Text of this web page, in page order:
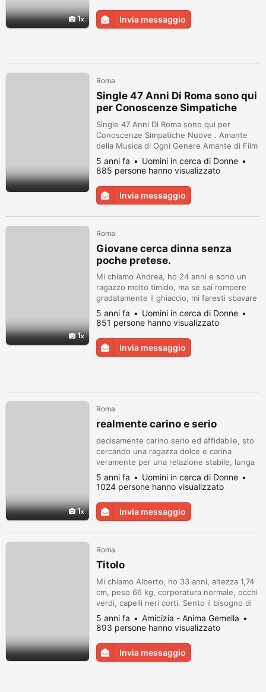
1 Invia messaggio
Roma
Single 47 Anni Di Roma sono qui
per Conoscenze Simpatiche
Nuove .
Single 47 Anni Di Roma sono qui per
Conoscenze Simpatiche Nuove . Amante
della Musica di Ogni Genere Amante di Film
Americani
5 anni fa
Uomini in cerca di Donne
885 persone hanno visualizzato
Invia messaggio
1
Roma
Giovane cerca dinna senza
poche pretese.
Mi chiamo Andrea, ho 24 anni e sono un
ragazzo molto timido, ma se sai rompere
gradatamente il ghiaccio, mi faresti sbavare
per averti.
5 anni fa
Uomini in cerca di Donne
851 persone hanno visualizzato
Invia messaggio
1
Roma
realmente carino e serio
decisamente carino serio ed affidabile, sto
cercando una ragazza dolce e carina
veramente per una relazione stabile, lunga
nel tempo e sincera, sono un tipo
dolcissimo sensibile e che ama la sincerita’,
dai si vive solo una volta sono graditi
sms….ti aspetto.
5 anni fa
Uomini in cerca di Donne
1024 persone hanno visualizzato
Invia messaggio
Roma
Titolo
Mi chiamo Alberto, ho 33 anni, altezza 1,74
cm, peso 66 kg, corporatura normale, occhi
verdi, capelli neri corti. Sento il bisogno di
avere vicino una donna, é un'esigenza sia
spirituale che fisica, finché era solo fisica
riuscivo a farne a meno, ma non lo é piú.
Amicizia o amore, per me sono parole, io mi
accontento di quello che mi si dà e non
5 anni fa
Amicizia - Anima Gemella
893 persone hanno visualizzato
Invia messaggio